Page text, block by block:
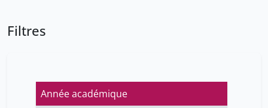
Filtres
Année académique